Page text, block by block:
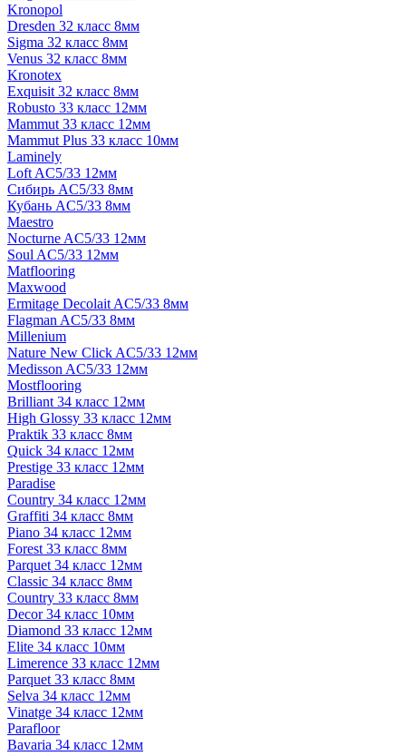
Kronopol
Dresden 32 класс 8мм
Sigma 32 класс 8мм
Venus 32 класс 8мм
Kronotex
Exquisit 32 класс 8мм
Robusto 33 класс 12мм
Mammut 33 класс 12мм
Mammut Plus 33 класс 10мм
Laminely
Loft AC5/33 12мм
Сибирь AC5/33 8мм
Кубань AC5/33 8мм
Maestro
Nocturne AC5/33 12мм
Soul AC5/33 12мм
Matflooring
Maxwood
Ermitage Decolait AC5/33 8мм
Flagman AC5/33 8мм
Millenium
Nature New Click AC5/33 12мм
Medisson AC5/33 12мм
Mostflooring
Brilliant 34 класс 12мм
High Glossy 33 класс 12мм
Praktik 33 класс 8мм
Quick 34 класс 12мм
Prestige 33 класс 12мм
Paradise
Country 34 класс 12мм
Graffiti 34 класс 8мм
Piano 34 класс 12мм
Forest 33 класс 8мм
Parquet 34 класс 12мм
Classic 34 класс 8мм
Country 33 класс 8мм
Decor 34 класс 10мм
Diamond 33 класс 12мм
Elite 34 класс 10мм
Limerence 33 класс 12мм
Parquet 33 класс 8мм
Selva 34 класс 12мм
Vinatge 34 класс 12мм
Parafloor
Bavaria 34 класс 12мм